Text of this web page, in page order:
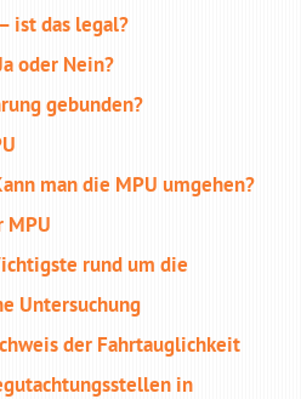
ist das legal?
oder Nein?
gebunden?
man die MPU umgehen?
MPU
rund um die
Untersuchung
der Fahrtauglichkeit
in